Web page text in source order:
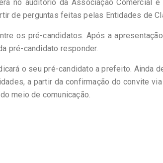
no auditório da Associação Comercial
de perguntas feitas pelas Entidades de
os pré-candidatos. Após a
pré-candidato responder.
o seu pré-candidato a prefeito. Ainda
a partir da confirmação do convite
meio de comunicação.